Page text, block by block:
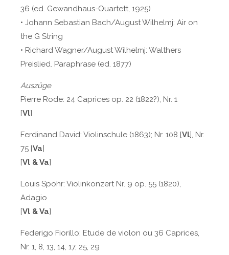
36 (ed. Gewandhaus-Quartett, 1925)
• Johann Sebastian Bach/August Wilhelmj: Air on
the G String
• Richard Wagner/August Wilhelmj: Walthers
Preislied. Paraphrase (ed. 1877)
Auszüge
Pierre Rode: 24 Caprices op. 22 (1822?), Nr. 1
[Vl]
Ferdinand David: Violinschule (1863); Nr. 108 [Vl], Nr.
75 [Va]
[Vl & Va]
Louis Spohr: Violinkonzert Nr. 9 op. 55 (1820),
Adagio
[Vl & Va]
Federigo Fiorillo: Etude de violon ou 36 Caprices,
Nr. 1, 8, 13, 14, 17, 25, 29